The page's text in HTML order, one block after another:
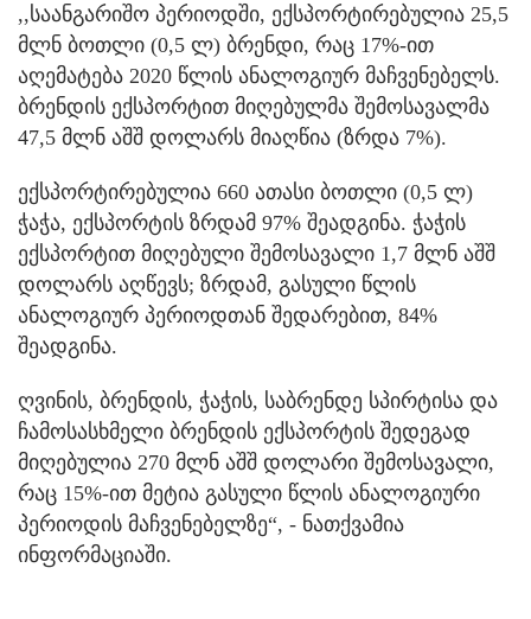
,,საანგარიშო პერიოდში, ექსპორტირებულია 25,5
მლნ ბოთლი (0,5 ლ) ბრენდი, რაც 17%-ით
აღემატება 2020 წლის ანალოგიურ მაჩვენებელს.
ბრენდის ექსპორტით მიღებულმა შემოსავალმა
47,5 მლნ აშშ დოლარს მიაღწია (ზრდა 7%).
ექსპორტირებულია 660 ათასი ბოთლი (0,5 ლ)
ჭაჭა, ექსპორტის ზრდამ 97% შეადგინა. ჭაჭის
ექსპორტით მიღებული შემოსავალი 1,7 მლნ აშშ
დოლარს აღწევს; ზრდამ, გასული წლის
ანალოგიურ პერიოდთან შედარებით, 84%
შეადგინა.
ღვინის, ბრენდის, ჭაჭის, საბრენდე სპირტისა და
ჩამოსასხმელი ბრენდის ექსპორტის შედეგად
მიღებულია 270 მლნ აშშ დოლარი შემოსავალი,
რაც 15%-ით მეტია გასული წლის ანალოგიური
პერიოდის მაჩვენებელზე“, - ნათქვამია
ინფორმაციაში.